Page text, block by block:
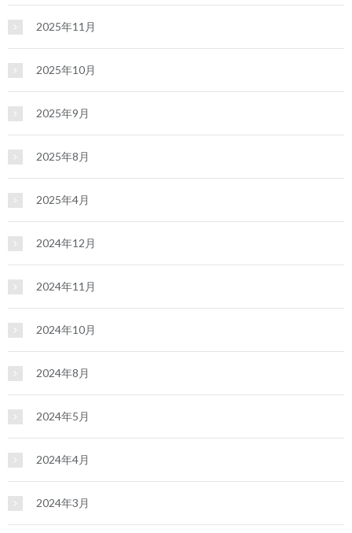
2025年11月
2025年10月
2025年9月
2025年8月
2025年4月
2024年12月
2024年11月
2024年10月
2024年8月
2024年5月
2024年4月
2024年3月